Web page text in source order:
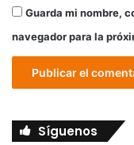
Guarda mi nombre,
navegador para la
Síguenos